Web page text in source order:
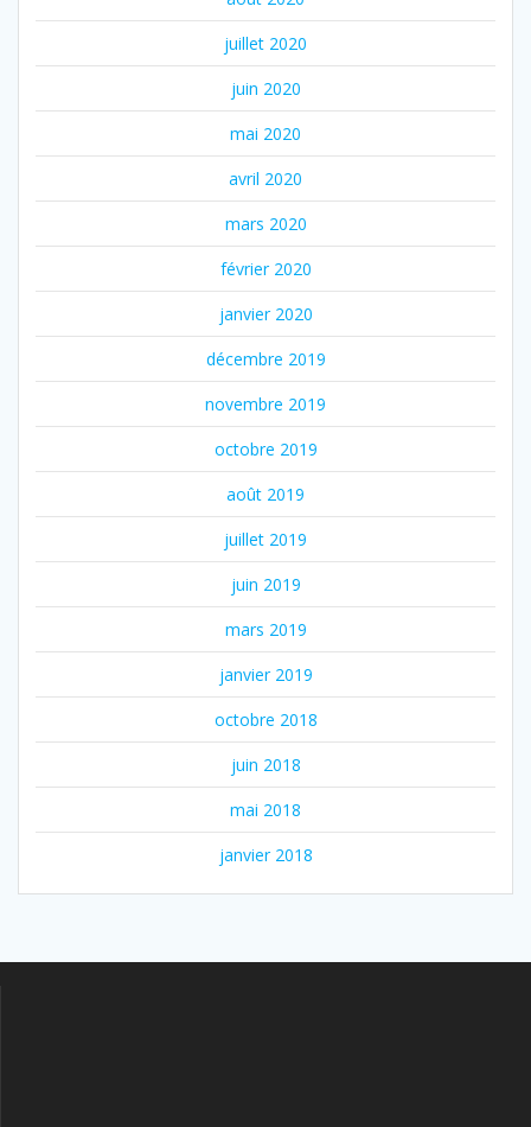
juillet 2020
juin 2020
mai 2020
avril 2020
mars 2020
février 2020
janvier 2020
décembre 2019
novembre 2019
octobre 2019
août 2019
juillet 2019
juin 2019
mars 2019
janvier 2019
octobre 2018
juin 2018
mai 2018
janvier 2018